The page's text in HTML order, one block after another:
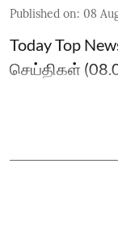
Published on: 08
Today Top
செய்திகள்